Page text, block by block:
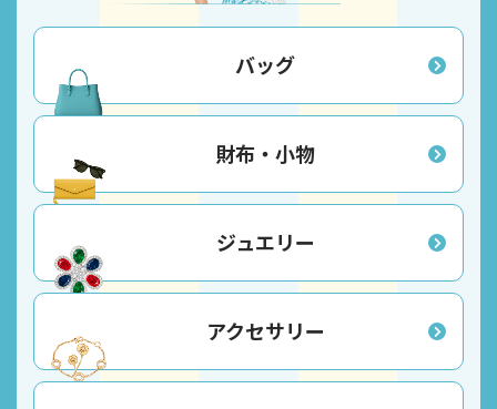
バッグ
財布・小物
ジュエリー
アクセサリー